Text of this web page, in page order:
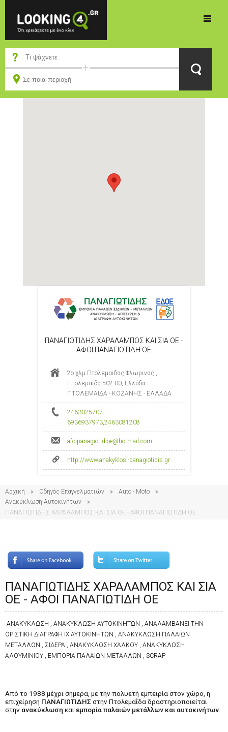
ΠΑΝΑΓΙΩΤΙΔΗΣ ΧΑΡΑΛΑΜΠΟΣ ΚΑΙ ΣΙΑ ΟΕ -
ΑΦΟΙ ΠΑΝΑΓΙΩΤΙΔΗ ΟΕ
2ο χλμ Πτολεμαιδας Φλωρινας ,
Πτολεμαΐδα 502 00, Ελλάδα
ΠΤΟΛΕΜΑΙΔΑ - ΚΟΖΑΝΗΣ - ΕΛΛΑΔΑ
2463025707-
6936937973,2463081208
afoipanagiotidioe@hotmail.com
http://www.anakyklosi-panagiotidis.gr
Αρχική Οδηγός Επαγγελματιών
Auto - Moto
Ανακύκλωση Αυτοκινήτων
ΠΑΝΑΓΙΩΤΙΔΗΣ ΧΑΡΑΛΑΜΠΟΣ ΚΑΙ ΣΙΑ ΟΕ - ΑΦΟΙ ΠΑΝΑΓΙΩΤΙΔΗ ΟΕ
ΠΑΝΑΓΙΩΤΙΔΗΣ ΧΑΡΑΛΑΜΠΟΣ ΚΑΙ ΣΙΑ
ΟΕ - ΑΦΟΙ ΠΑΝΑΓΙΩΤΙΔΗ ΟΕ
ΑΝΑΚΥΚΛΩΣΗ , ΑΝΑΚΥΚΛΩΣΗ ΑΥΤΟΚΙΝΗΤΩΝ , ΑΝΑΛΑΜΒΑΝΕΙ ΤΗΝ
ΟΡΙΣΤΙΚΗ ΔΙΑΓΡΑΦΗ ΙΧ ΑΥΤΟΚΙΝΗΤΩΝ , ΑΝΑΚΥΚΛΩΣΗ ΠΑΛΑΙΩΝ
ΜΕΤΑΛΛΩΝ , ΣΙΔΕΡΑ , ΑΝΑΚΥΚΛΩΣΗ ΧΑΛΚΟΥ , ΑΝΑΚΥΚΛΩΣΗ
ΑΛΟΥΜΙΝΙΟΥ , ΕΜΠΟΡΙΑ ΠΑΛΑΙΩΝ ΜΕΤΑΛΛΩΝ , SCRAP
Από το 1988 μέχρι σήμερα, με την πολυετή εμπειρία στον χώρο, η
επιχείρηση ΠΑΝΑΓΙΩΤΙΔΗΣ στην Πτολεμαΐδα δραστηριοποιείται
στην ανακύκλωση και εμπορία παλαιών μετάλλων και αυτοκινήτων